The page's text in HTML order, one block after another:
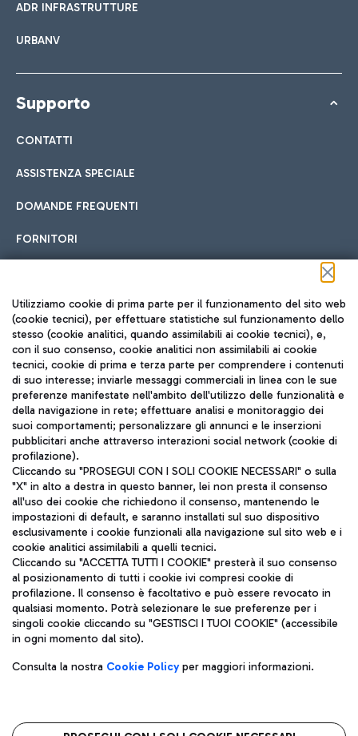
ADR INFRASTRUTTURE
URBANV
Supporto
CONTATTI
ASSISTENZA SPECIALE
DOMANDE FREQUENTI
FORNITORI
Seguici sui social
TRAVEL JOURNAL
ITA
Aeroporti di Roma S.p.A. - Società soggetta a direzione e
coordinamento di Mundys S.p.A.
Codice fiscale e Registro delle Imprese di Roma 13032990155 P.
IVA 06572251004
Capitale sociale 62.224.743,00 int. vers.
Sede legale: Via Pier Paolo Racchetti 1 - 00054 Fiumicino (RM)
telefono +39 06 65951
Privacy policy
Note legali
Roma FCO
Utilizziamo cookie di prima parte per il funzionamento del sito web
(cookie tecnici), per effettuare statistiche sul funzionamento dello
stesso (cookie analitici, quando assimilabili ai cookie tecnici), e,
con il suo consenso, cookie analitici non assimilabili ai cookie
tecnici, cookie di prima e terza parte per comprendere i contenuti
di suo interesse; inviarle messaggi commerciali in linea con le sue
preferenze manifestate nell'ambito dell'utilizzo delle funzionalità e
della navigazione in rete; effettuare analisi e monitoraggio dei
suoi comportamenti; personalizzare gli annunci e le inserzioni
pubblicitari anche attraverso interazioni social network (cookie di
profilazione).
Cliccando su "PROSEGUI CON I SOLI COOKIE NECESSARI" o sulla
"X" in alto a destra in questo banner, lei non presta il consenso
all'uso dei cookie che richiedono il consenso, mantenendo le
impostazioni di default, e saranno installati sul suo dispositivo
esclusivamente i cookie funzionali alla navigazione sul sito web e i
cookie analitici assimilabili a quelli tecnici.
Cliccando su "ACCETTA TUTTI I COOKIE" presterà il suo consenso
al posizionamento di tutti i cookie ivi compresi cookie di
profilazione. Il consenso è facoltativo e può essere revocato in
qualsiasi momento. Potrà selezionare le sue preferenze per i
singoli cookie cliccando su "GESTISCI I TUOI COOKIE" (accessibile
in ogni momento dal sito).
Consulta la nostra Cookie Policyper maggiori informazioni.